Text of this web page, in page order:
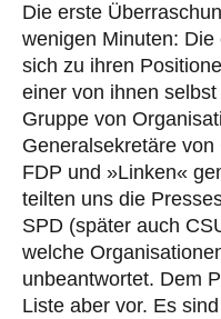
Die erste
wenigen Minuten:
sich zu ihren
einer von ihnen
Gruppe von
Generalsekretäre
FDP und »Linken«
teilten uns die
SPD (später auch
welche
unbeantwortet. Dem
Liste aber vor. Es